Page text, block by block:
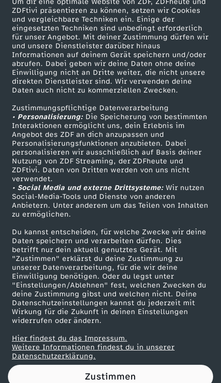
Um dir eine optimale Website von ZDF, ZDFheute und
ZDFtivi präsentieren zu können, setzen wir Cookies
und vergleichbare Techniken ein. Einige der
eingesetzten Techniken sind unbedingt erforderlich
für unser Angebot. Mit deiner Zustimmung dürfen wir
und unsere Dienstleister darüber hinaus
Informationen auf deinem Gerät speichern und/oder
abrufen. Dabei geben wir deine Daten ohne deine
Einwilligung nicht an Dritte weiter, die nicht unsere
direkten Dienstleister sind. Wir verwenden deine
Daten auch nicht zu kommerziellen Zwecken.
Zustimmungspflichtige Datenverarbeitung
• Personalisierung:Die Speicherung von bestimmten
Interaktionen ermöglicht uns, dein Erlebnis im
Angebot des ZDF an dich anzupassen und
Personalisierungsfunktionen anzubieten. Dabei
personalisieren wir ausschließlich auf Basis deiner
Nutzung von ZDF Streaming, der ZDFheute und
ZDFtivi. Daten von Dritten werden von uns nicht
verwendet.
• Social Media und externe Drittsysteme:Wir nutzen
Social-Media-Tools und Dienste von anderen
Anbietern. Unter anderem um das Teilen von Inhalten
zu ermöglichen.
Du kannst entscheiden, für welche Zwecke wir deine
Daten speichern und verarbeiten dürfen. Dies
betrifft nur dein aktuell genutztes Gerät. Mit
"Zustimmen" erklärst du deine Zustimmung zu
unserer Datenverarbeitung, für die wir deine
Einwilligung benötigen. Oder du legst unter
"Einstellungen/Ablehnen" fest, welchen Zwecken du
deine Zustimmung gibst und welchen nicht. Deine
Datenschutzeinstellungen kannst du jederzeit mit
Wirkung für die Zukunft in deinen Einstellungen
widerrufen oder ändern.
Hier findest du das Impressum.
Weitere Informationen findest du in unserer
Datenschutzerklärung.
Zustimmen
o
h
o
l
t
e
D
e
u
t
s
c
h
l
a
n
Mehr ZDF
ZDF-Apps
Smart TV
ZDFtext
Livestreams
Sendungen A-Z
TV-Programm
Service
ZDFmitreden
Kontakt zum ZDF
Tickets
Zuschauerservice
Hilfe
ZDF Unternehmen
Karriere
ZDF goes Schule
Werbefernsehen
Mainzelmännchen
Partner